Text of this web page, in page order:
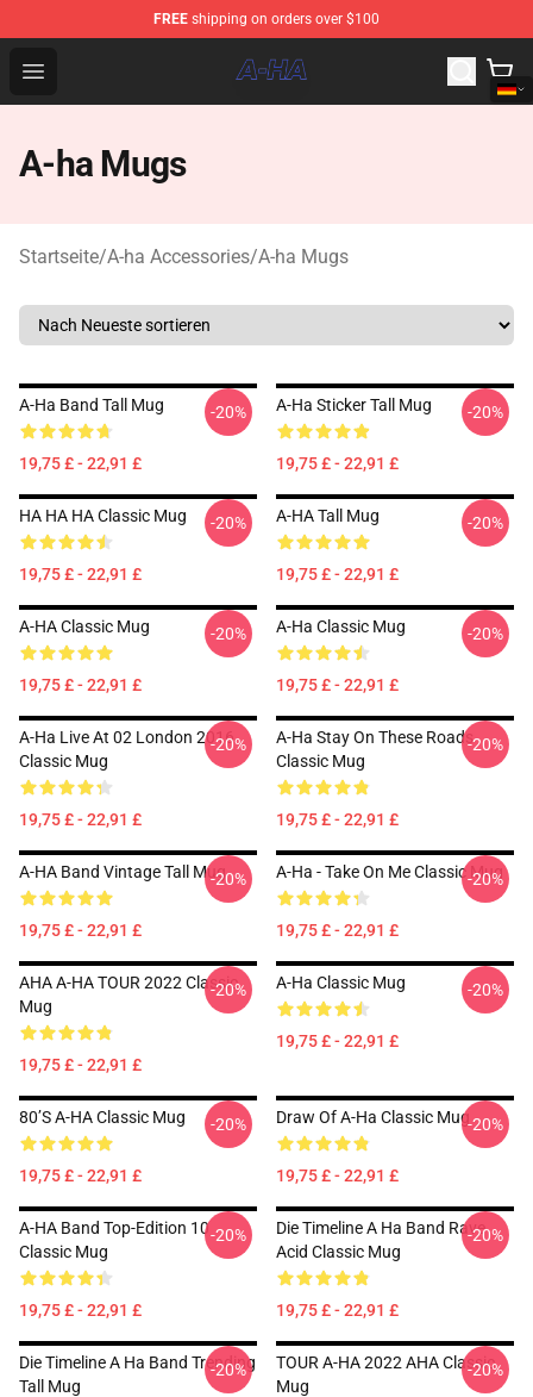
FREE shipping on orders over $100
Open menu
A-ha Store - Official A-ha Merchandise Shop
A-ha Mugs
Startseite/A-ha Accessories/A-ha Mugs
A-Ha Band Tall Mug
19,75 £ - 22,91 £
-20% A-Ha Sticker Tall Mug
19,75 £ - 22,91 £
-20%
HA HA HA Classic Mug
19,75 £ - 22,91 £
-20% A-HA Tall Mug
19,75 £ - 22,91 £
-20%
A-HA Classic Mug
19,75 £ - 22,91 £
-20% A-Ha Classic Mug
19,75 £ - 22,91 £
-20%
A-Ha Live At 02 London 2016
Classic Mug
19,75 £ - 22,91 £
-20%
A-Ha Stay On These Roads
Classic Mug
19,75 £ - 22,91 £
-20%
A-HA Band Vintage Tall Mug
19,75 £ - 22,91 £
-20% A-Ha - Take On Me Classic Mug
19,75 £ - 22,91 £
-20%
AHA A-HA TOUR 2022 Classic
Mug
19,75 £ - 22,91 £
-20% A-Ha Classic Mug
19,75 £ - 22,91 £
-20%
80’s A-HA Classic Mug
19,75 £ - 22,91 £
-20% Draw Of A-Ha Classic Mug
19,75 £ - 22,91 £
-20%
A-HA Band Top-Edition 10
Classic Mug
19,75 £ - 22,91 £
-20%
Die Timeline A Ha Band Rave
Acid Classic Mug
19,75 £ - 22,91 £
-20%
Die Timeline A Ha Band Trending
Tall Mug
-20%
TOUR A-HA 2022 AHA Classic
Mug
-20%